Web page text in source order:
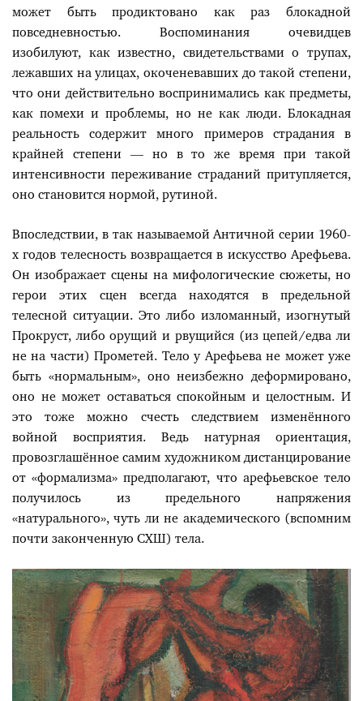
может быть продиктовано как раз блокадной
повседневностью. Воспоминания очевидцев
изобилуют, как известно, свидетельствами о трупах,
лежавших на улицах, окоченевавших до такой степени,
что они действительно воспринимались как предметы,
как помехи и проблемы, но не как люди. Блокадная
реальность содержит много примеров страдания в
крайней степени — но в то же время при такой
интенсивности переживание страданий притупляется,
оно становится нормой, рутиной.
Впоследствии, в так называемой Античной серии 1960-
х годов телесность возвращается в искусство Арефьева.
Он изображает сцены на мифологические сюжеты, но
герои этих сцен всегда находятся в предельной
телесной ситуации. Это либо изломанный, изогнутый
Прокруст, либо орущий и рвущийся (из цепей/едва ли
не на части) Прометей. Тело у Арефьева не может уже
быть «нормальным», оно неизбежно деформировано,
оно не может оставаться спокойным и целостным. И
это тоже можно счесть следствием изменённого
войной восприятия. Ведь натурная ориентация,
провозглашённое самим художником дистанцирование
от «формализма» предполагают, что арефьевское тело
получилось из предельного напряжения
«натурального», чуть ли не академического (вспомним
почти законченную СХШ) тела.